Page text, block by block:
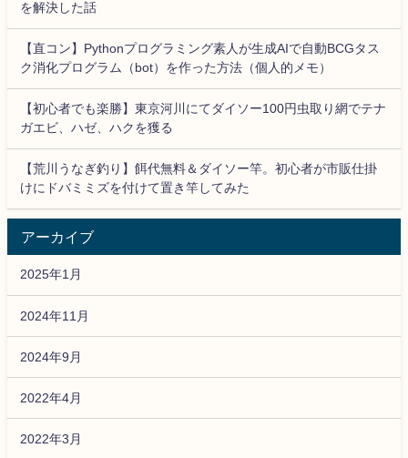
を解決した話
【直コン】Pythonプログラミング素人が生成AIで自動BCGタス
ク消化プログラム（bot）を作った方法（個人的メモ）
【初心者でも楽勝】東京河川にてダイソー100円虫取り網でテナ
ガエビ、ハゼ、ハクを獲る
【荒川うなぎ釣り】餌代無料＆ダイソー竿。初心者が市販仕掛
けにドバミミズを付けて置き竿してみた
アーカイブ
2025年1月
2024年11月
2024年9月
2022年4月
2022年3月